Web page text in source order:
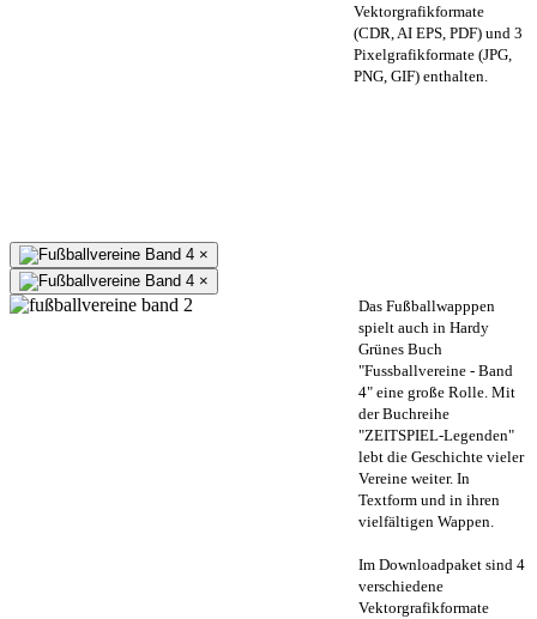
Vektorgrafikformate
(CDR, AI EPS, PDF) und 3
Pixelgrafikformate (JPG,
PNG, GIF) enthalten.
×
×
Das Fußballwapppen
spielt auch in Hardy
Grünes Buch
"Fussballvereine - Band
4" eine große Rolle. Mit
der Buchreihe
"ZEITSPIEL-Legenden"
lebt die Geschichte vieler
Vereine weiter. In
Textform und in ihren
vielfältigen Wappen.
Im Downloadpaket sind 4
verschiedene
Vektorgrafikformate